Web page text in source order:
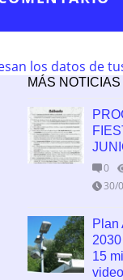
los datos de
MÁS NOTICIAS
0
30/
Plan
15